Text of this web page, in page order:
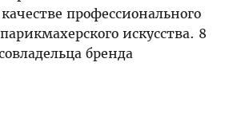
в салоне
профессионального
искусства. 8
бренда